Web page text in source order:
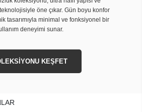
öne çıkar. Gün boyu konfor
tasarımıyla minimal ve fonksiyonel bir
deneyimi sunar.
KEŞFET